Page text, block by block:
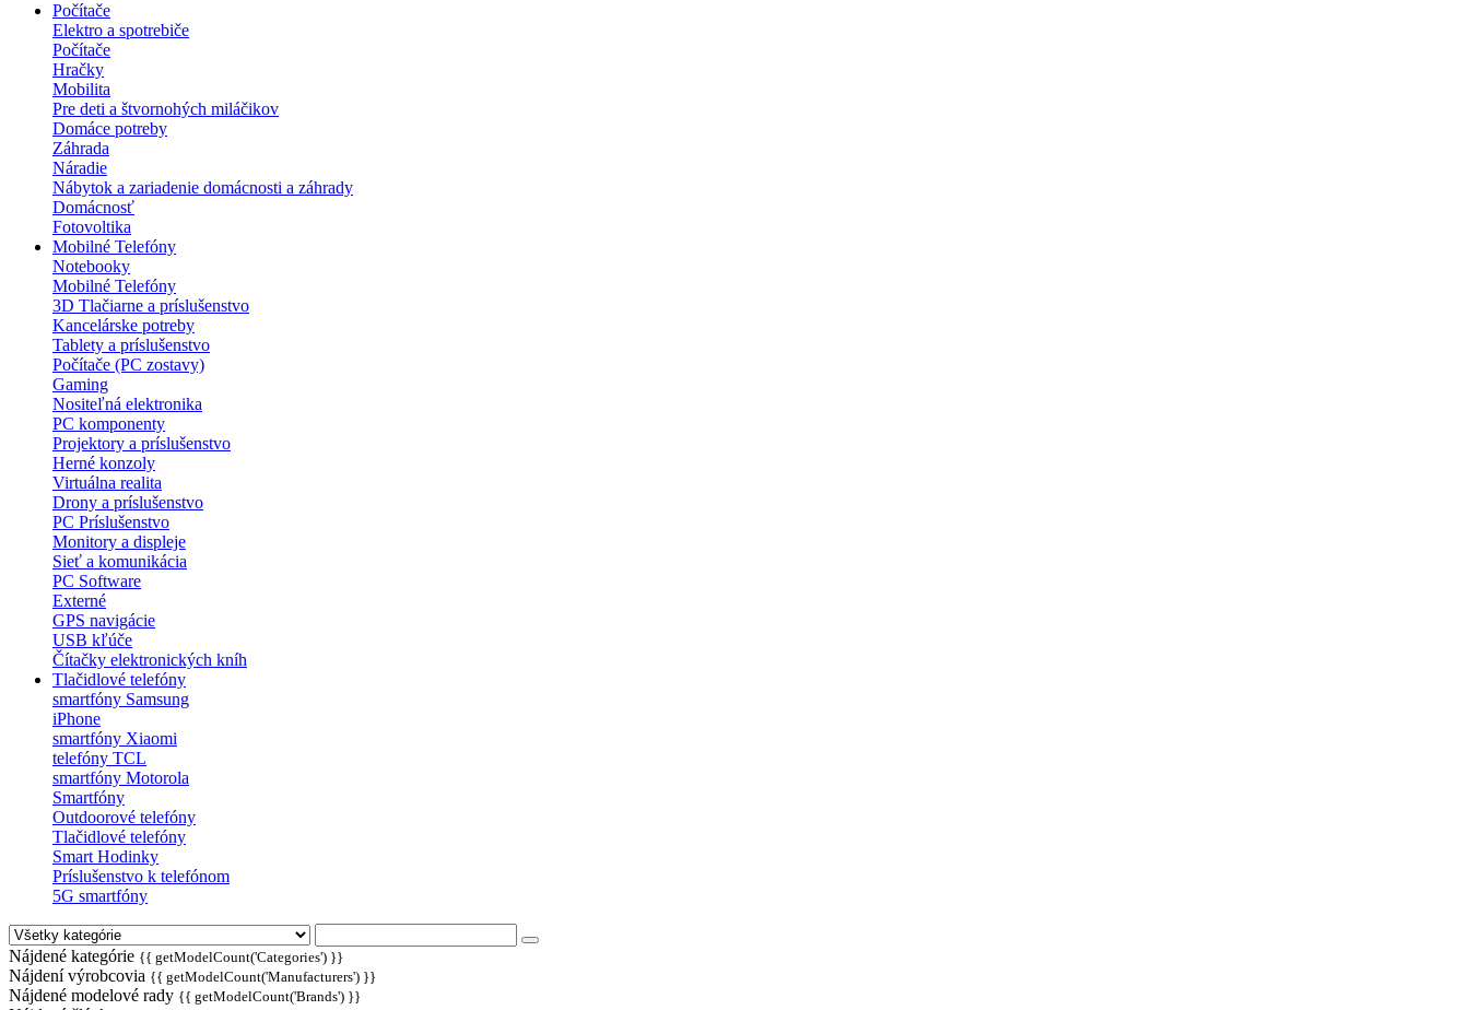
Počítače
Elektro a spotrebiče
Počítače
Hračky
Mobilita
Pre deti a štvornohých miláčikov
Domáce potreby
Záhrada
Náradie
Nábytok a zariadenie domácnosti a záhrady
Domácnosť
Fotovoltika
Mobilné Telefóny
Notebooky
Mobilné Telefóny
3D Tlačiarne a príslušenstvo
Kancelárske potreby
Tablety a príslušenstvo
Počítače (PC zostavy)
Gaming
Nositeľná elektronika
PC komponenty
Projektory a príslušenstvo
Herné konzoly
Virtuálna realita
Drony a príslušenstvo
PC Príslušenstvo
Monitory a displeje
Sieť a komunikácia
PC Software
Externé
GPS navigácie
USB kľúče
Čítačky elektronických kníh
Tlačidlové telefóny
smartfóny Samsung
iPhone
smartfóny Xiaomi
telefóny TCL
smartfóny Motorola
Smartfóny
Outdoorové telefóny
Tlačidlové telefóny
Smart Hodinky
Príslušenstvo k telefónom
5G smartfóny
Nájdené kategórie {{ getModelCount('Categories') }}
Nájdení výrobcovia {{ getModelCount('Manufacturers') }}
Nájdené modelové rady {{ getModelCount('Brands') }}